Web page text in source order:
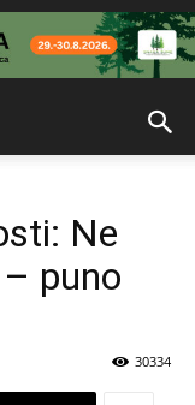
Ne
puno
30334